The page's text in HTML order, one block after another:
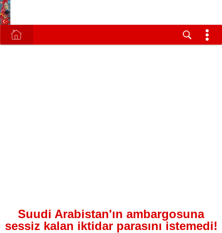
Suudi Arabistan'ın ambargosuna
sessiz kalan iktidar parasını istemedi!